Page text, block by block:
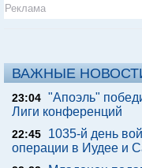
Реклама
ВАЖНЫЕ
23:04 "Апоэль"
Лиги конференций
22:45
1035-й день
операции в Иудее и